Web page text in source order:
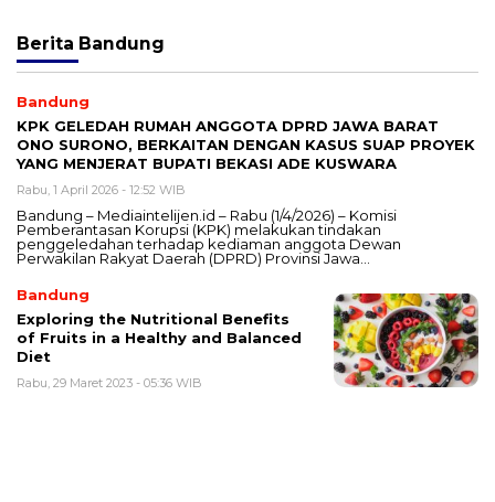
Berita Bandung
Bandung
KPK GELEDAH RUMAH ANGGOTA DPRD JAWA BARAT
ONO SURONO, BERKAITAN DENGAN KASUS SUAP PROYEK
YANG MENJERAT BUPATI BEKASI ADE KUSWARA
Rabu, 1 April 2026 - 12:52 WIB
Bandung – Mediaintelijen.id – Rabu (1/4/2026) – Komisi
Pemberantasan Korupsi (KPK) melakukan tindakan
penggeledahan terhadap kediaman anggota Dewan
Perwakilan Rakyat Daerah (DPRD) Provinsi Jawa…
Bandung
Exploring the Nutritional Benefits
of Fruits in a Healthy and Balanced
Diet
Rabu, 29 Maret 2023 - 05:36 WIB